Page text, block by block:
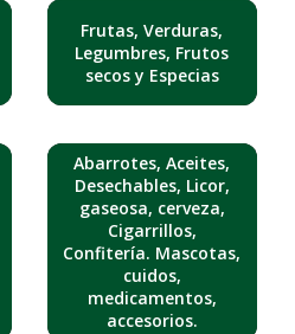
Frutas, Verduras,
Legumbres, Frutos
secos y Especias
Abarrotes, Aceites,
Desechables, Licor,
gaseosa, cerveza,
Cigarrillos,
Confitería. Mascotas,
cuidos,
medicamentos,
accesorios.